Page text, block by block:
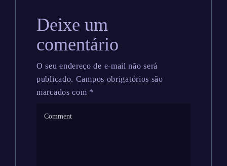
Deixe um
comentário
O seu endereço de e-mail não será
publicado. Campos obrigatórios são
marcados com *